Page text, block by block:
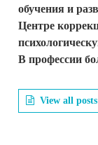
обучения и
Центре
В профессии
View all posts